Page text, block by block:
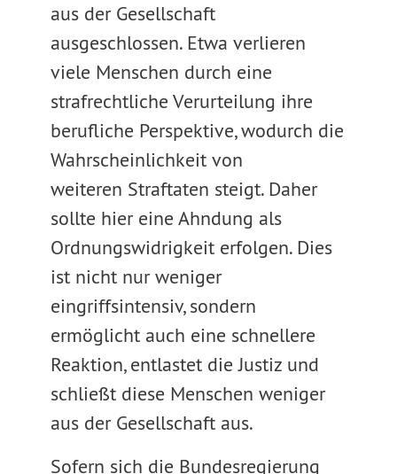
aus der Gesellschaft
ausgeschlossen. Etwa verlieren
viele Menschen durch eine
strafrechtliche Verurteilung ihre
berufliche Perspektive, wodurch die
Wahrscheinlichkeit von
weiteren Straftaten steigt. Daher
sollte hier eine Ahndung als
Ordnungswidrigkeit erfolgen. Dies
ist nicht nur weniger
eingriffsintensiv, sondern
ermöglicht auch eine schnellere
Reaktion, entlastet die Justiz und
schließt diese Menschen weniger
aus der Gesellschaft aus.
Sofern sich die Bundesregierung